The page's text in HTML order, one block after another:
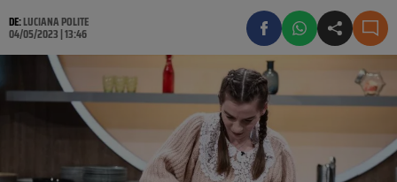
DE:LUCIANA POLITE
04/05/2023 | 13:46